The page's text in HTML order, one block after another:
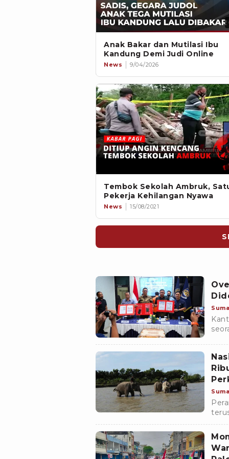
Anak Bakar dan Mutilasi Ibu
Kandung Demi Judi Online
News 9/04/2026
Tembok Sekolah Ambruk,
Pekerja Kehilangan Nyawa
News 15/08/2021